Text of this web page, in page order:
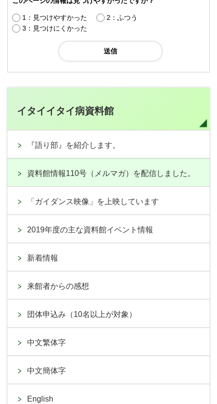
1：見つけやすかった
2：ふつう
3：見つけにくかった
イタイイタイ病資料館
『語り部』を紹介します。
資料館情報110号（メルマガ）を配信しました。
「ガイダンス映像」を上映しています
2019年度の主な資料館イベント情報
新着情報
来館者からの感想
団体申込み（10名以上が対象）
中文繁体字
中文簡体字
English